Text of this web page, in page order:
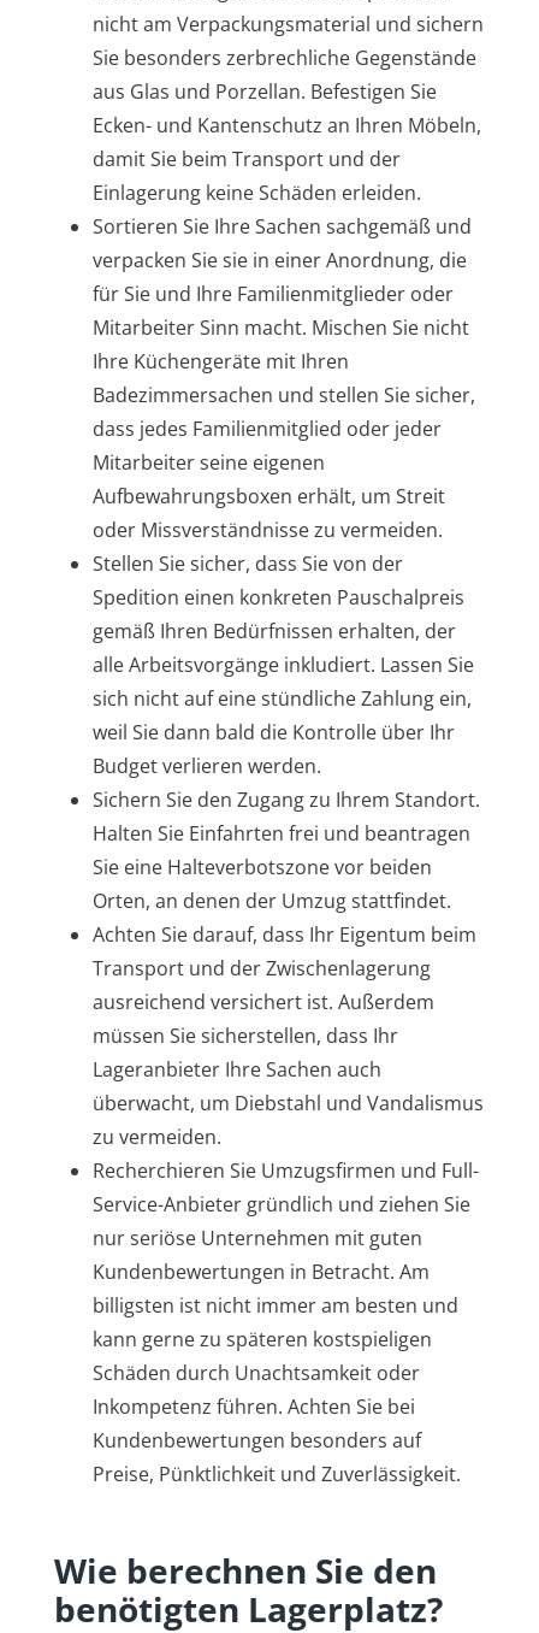
nicht am Verpackungsmaterial und sichern
Sie besonders zerbrechliche Gegenstände
aus Glas und Porzellan. Befestigen Sie
Ecken- und Kantenschutz an Ihren Möbeln,
damit Sie beim Transport und der
Einlagerung keine Schäden erleiden.
Sortieren Sie Ihre Sachen sachgemäß und
verpacken Sie sie in einer Anordnung, die
für Sie und Ihre Familienmitglieder oder
Mitarbeiter Sinn macht. Mischen Sie nicht
Ihre Küchengeräte mit Ihren
Badezimmersachen und stellen Sie sicher,
dass jedes Familienmitglied oder jeder
Mitarbeiter seine eigenen
Aufbewahrungsboxen erhält, um Streit
oder Missverständnisse zu vermeiden.
Stellen Sie sicher, dass Sie von der
Spedition einen konkreten Pauschalpreis
gemäß Ihren Bedürfnissen erhalten, der
alle Arbeitsvorgänge inkludiert. Lassen Sie
sich nicht auf eine stündliche Zahlung ein,
weil Sie dann bald die Kontrolle über Ihr
Budget verlieren werden.
Sichern Sie den Zugang zu Ihrem Standort.
Halten Sie Einfahrten frei und beantragen
Sie eine Halteverbotszone vor beiden
Orten, an denen der Umzug stattfindet.
Achten Sie darauf, dass Ihr Eigentum beim
Transport und der Zwischenlagerung
ausreichend versichert ist. Außerdem
müssen Sie sicherstellen, dass Ihr
Lageranbieter Ihre Sachen auch
überwacht, um Diebstahl und Vandalismus
zu vermeiden.
Recherchieren Sie Umzugsfirmen und Full-
Service-Anbieter gründlich und ziehen Sie
nur seriöse Unternehmen mit guten
Kundenbewertungen in Betracht. Am
billigsten ist nicht immer am besten und
kann gerne zu späteren kostspieligen
Schäden durch Unachtsamkeit oder
Inkompetenz führen. Achten Sie bei
Kundenbewertungen besonders auf
Preise, Pünktlichkeit und Zuverlässigkeit.
Wie berechnen Sie den
benötigten Lagerplatz?